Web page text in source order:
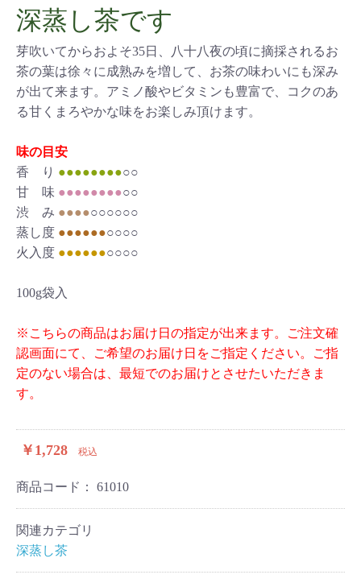
深蒸し茶です
芽吹いてからおよそ35日、八十八夜の頃に摘採されるお
茶の葉は徐々に成熟みを増して、お茶の味わいにも深み
が出て来ます。アミノ酸やビタミンも豊富で、コクのあ
る甘くまろやかな味をお楽しみ頂けます。
味の目安
香 り ●●●●●●●●○○
甘 味 ●●●●●●●●○○
渋 み ●●●●○○○○○○
蒸し度 ●●●●●●○○○○
火入度 ●●●●●●○○○○
100g袋入
※こちらの商品はお届け日の指定が出来ます。ご注文確
認画面にて、ご希望のお届け日をご指定ください。ご指
定のない場合は、最短でのお届けとさせたいただきま
す。
￥1,728 税込
商品コード： 61010
関連カテゴリ
深蒸し茶